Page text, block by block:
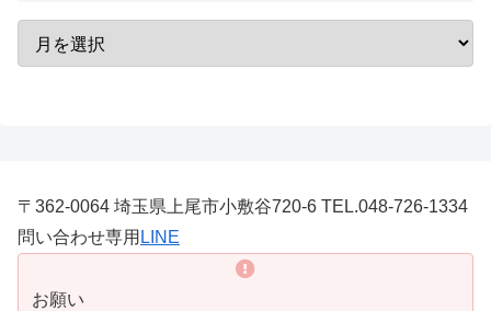
〒362-0064 埼玉県上尾市小敷谷720-6 TEL.048-726-1334
問い合わせ専用 LINE
お願い